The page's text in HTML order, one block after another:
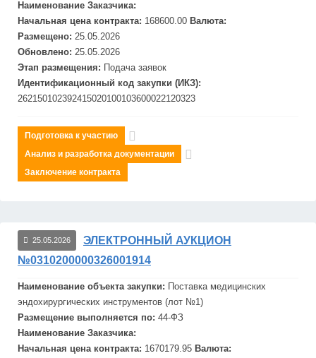
Наименование Заказчика:
Начальная цена контракта: 168600.00 Валюта:
Размещено: 25.05.2026
Обновлено: 25.05.2026
Этап размещения: Подача заявок
Идентификационный код закупки (ИКЗ):
262150102392415020100103600022120323
Подготовка к участию
Анализ и разработка документации
Заключение контракта
25.05.2026
ЭЛЕКТРОННЫЙ АУКЦИОН
№0310200000326001914
Наименование объекта закупки: Поставка медицинских
эндохирургических инструментов (лот №1)
Размещение выполняется по: 44-ФЗ
Наименование Заказчика:
Начальная цена контракта: 1670179.95 Валюта: